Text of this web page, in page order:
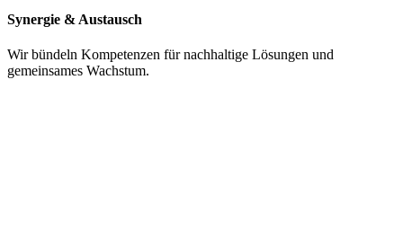
Synergie & Austausch
Wir bündeln Kompetenzen für nachhaltige Lösungen und
gemeinsames Wachstum.